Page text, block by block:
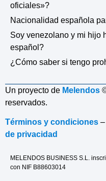
oficiales»?
Nacionalidad española
Soy venezolano y mi hijo
español?
¿Cómo saber si tengo
Un proyecto de Melendos
reservados.
Términos y condiciones –
de privacidad
MELENDOS BUSINESS S.L.
con NIF B88603014